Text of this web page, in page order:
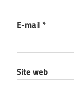
E-mail *
Site web